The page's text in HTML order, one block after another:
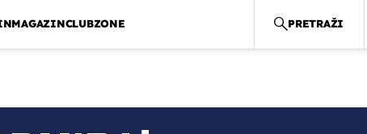
CLUBZONE PRETRAŽI